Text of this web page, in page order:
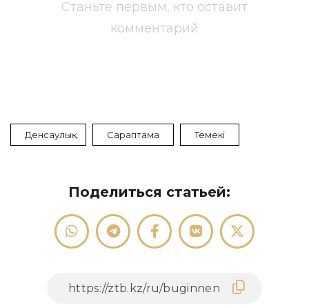
Станьте первым, кто оставит
комментарий
Денсаулық Сараптама Темекі
Поделиться статьей: